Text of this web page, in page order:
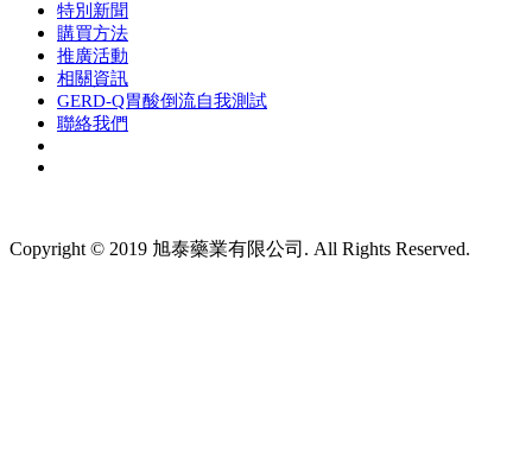
特別新聞
購買方法
推廣活動
相關資訊
GERD-Q胃酸倒流自我測試
聯絡我們
Copyright © 2019 旭泰藥業有限公司. All Rights Reserved.